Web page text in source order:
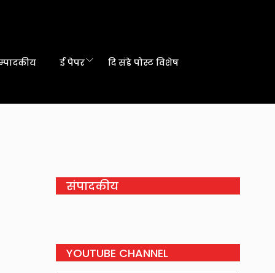
ई पेपर दि संडे पोस्ट विशेष
संपादकीय
YOUTUBE CHANNEL